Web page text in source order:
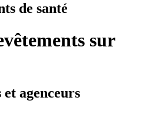
de santé
sur
agenceurs